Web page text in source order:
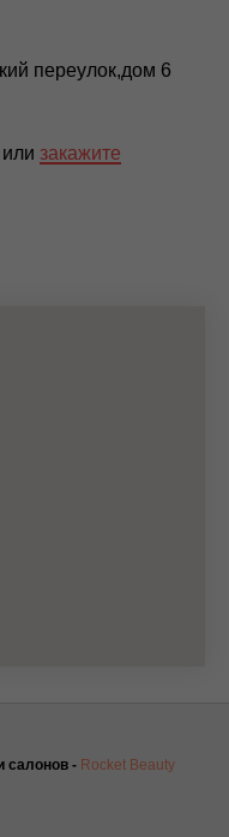
переулок,дом 6
или закажите
салонов - Rocket Beauty